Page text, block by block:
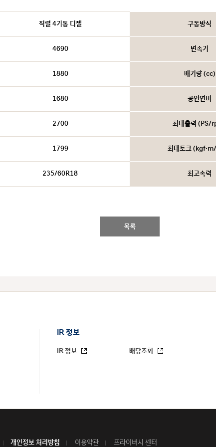
직렬 4기통 디젤 구동방식
4690 변속기
1880 배기량 (cc)
1680 공인연비
2700 최대출력 (PS/
1799 최대토크
235/60R18 최고속력
목록
IR 정보
IR 정보 배당조회
개인정보 처리방침 이용약관 프라이버시 센터